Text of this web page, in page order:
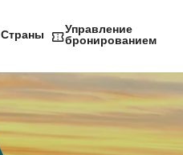
Страны
Управление
бронированием